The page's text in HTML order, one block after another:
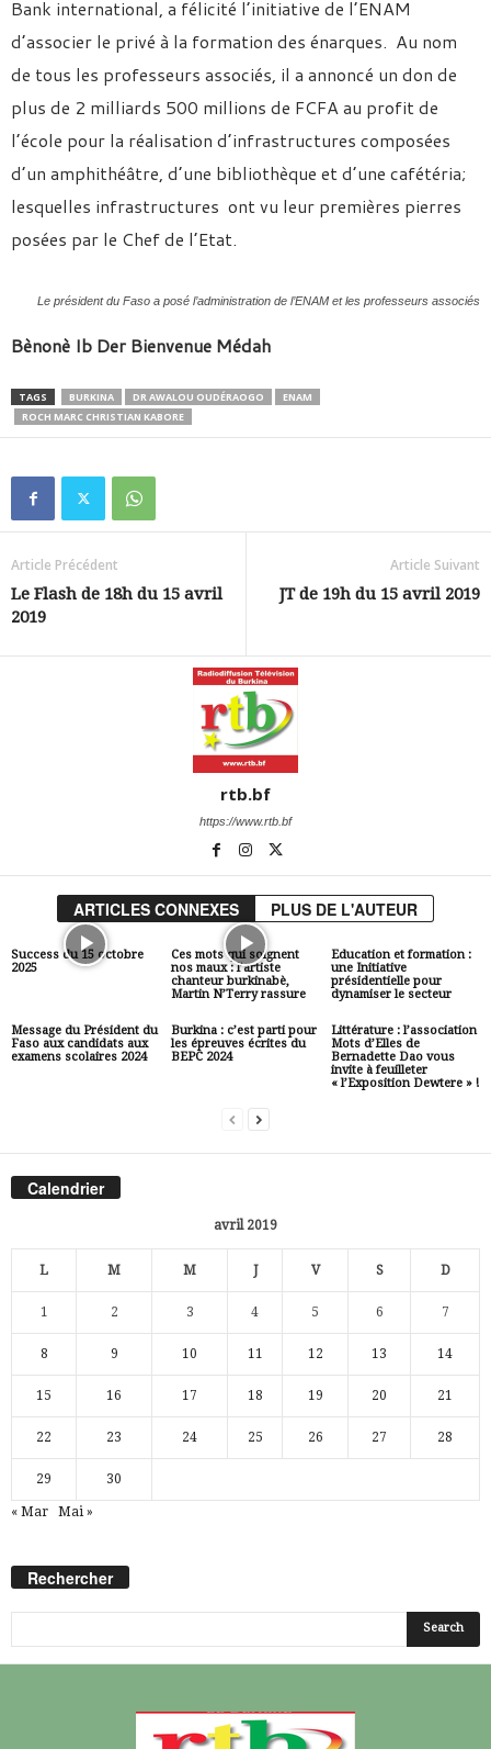
Bank international, a félicité l’initiative de l’ENAM
d’associer le privé à la formation des énarques. Au nom
de tous les professeurs associés, il a annoncé un don de
plus de 2 milliards 500 millions de FCFA au profit de
l’école pour la réalisation d’infrastructures composées
d’un amphithéâtre, d’une bibliothèque et d’une cafétéria;
lesquelles infrastructures ont vu leur premières pierres
posées par le Chef de l’Etat.
Le président du Faso a posé l’administration de l’ENAM et les professeurs associés
Bènonè Ib Der Bienvenue Médah
TAGS BURKINA DR AWALOU OUDÉRAOGO
ENAM
ROCH MARC CHRISTIAN KABORE
Article Précédent
Le Flash de 18h du 15 avril
2019
Article Suivant
JT de 19h du 15 avril 2019
rtb.bf
https://www.rtb.bf
ARTICLES CONNEXES PLUS DE L'AUTEUR
Success du 15 octobre
2025
Ces mots qui soignent
nos maux : l’artiste
chanteur burkinabè,
Martin N’Terry rassure
Education et formation :
une Initiative
présidentielle pour
dynamiser le secteur
Message du Président du
Faso aux candidats aux
examens scolaires 2024
Burkina : c’est parti pour
les épreuves écrites du
BEPC 2024
Littérature : l’association
Mots d’Elles de
Bernadette Dao vous
invite à feuilleter
« l’Exposition Dewtere » !
Calendrier
avril 2019
L M M J V S D
1 2 3 4 5 6 7
8 9 10 11 12 13 14
15 16 17 18 19 20 21
22 23 24 25 26 27 28
29 30
« Mar Mai »
Rechercher